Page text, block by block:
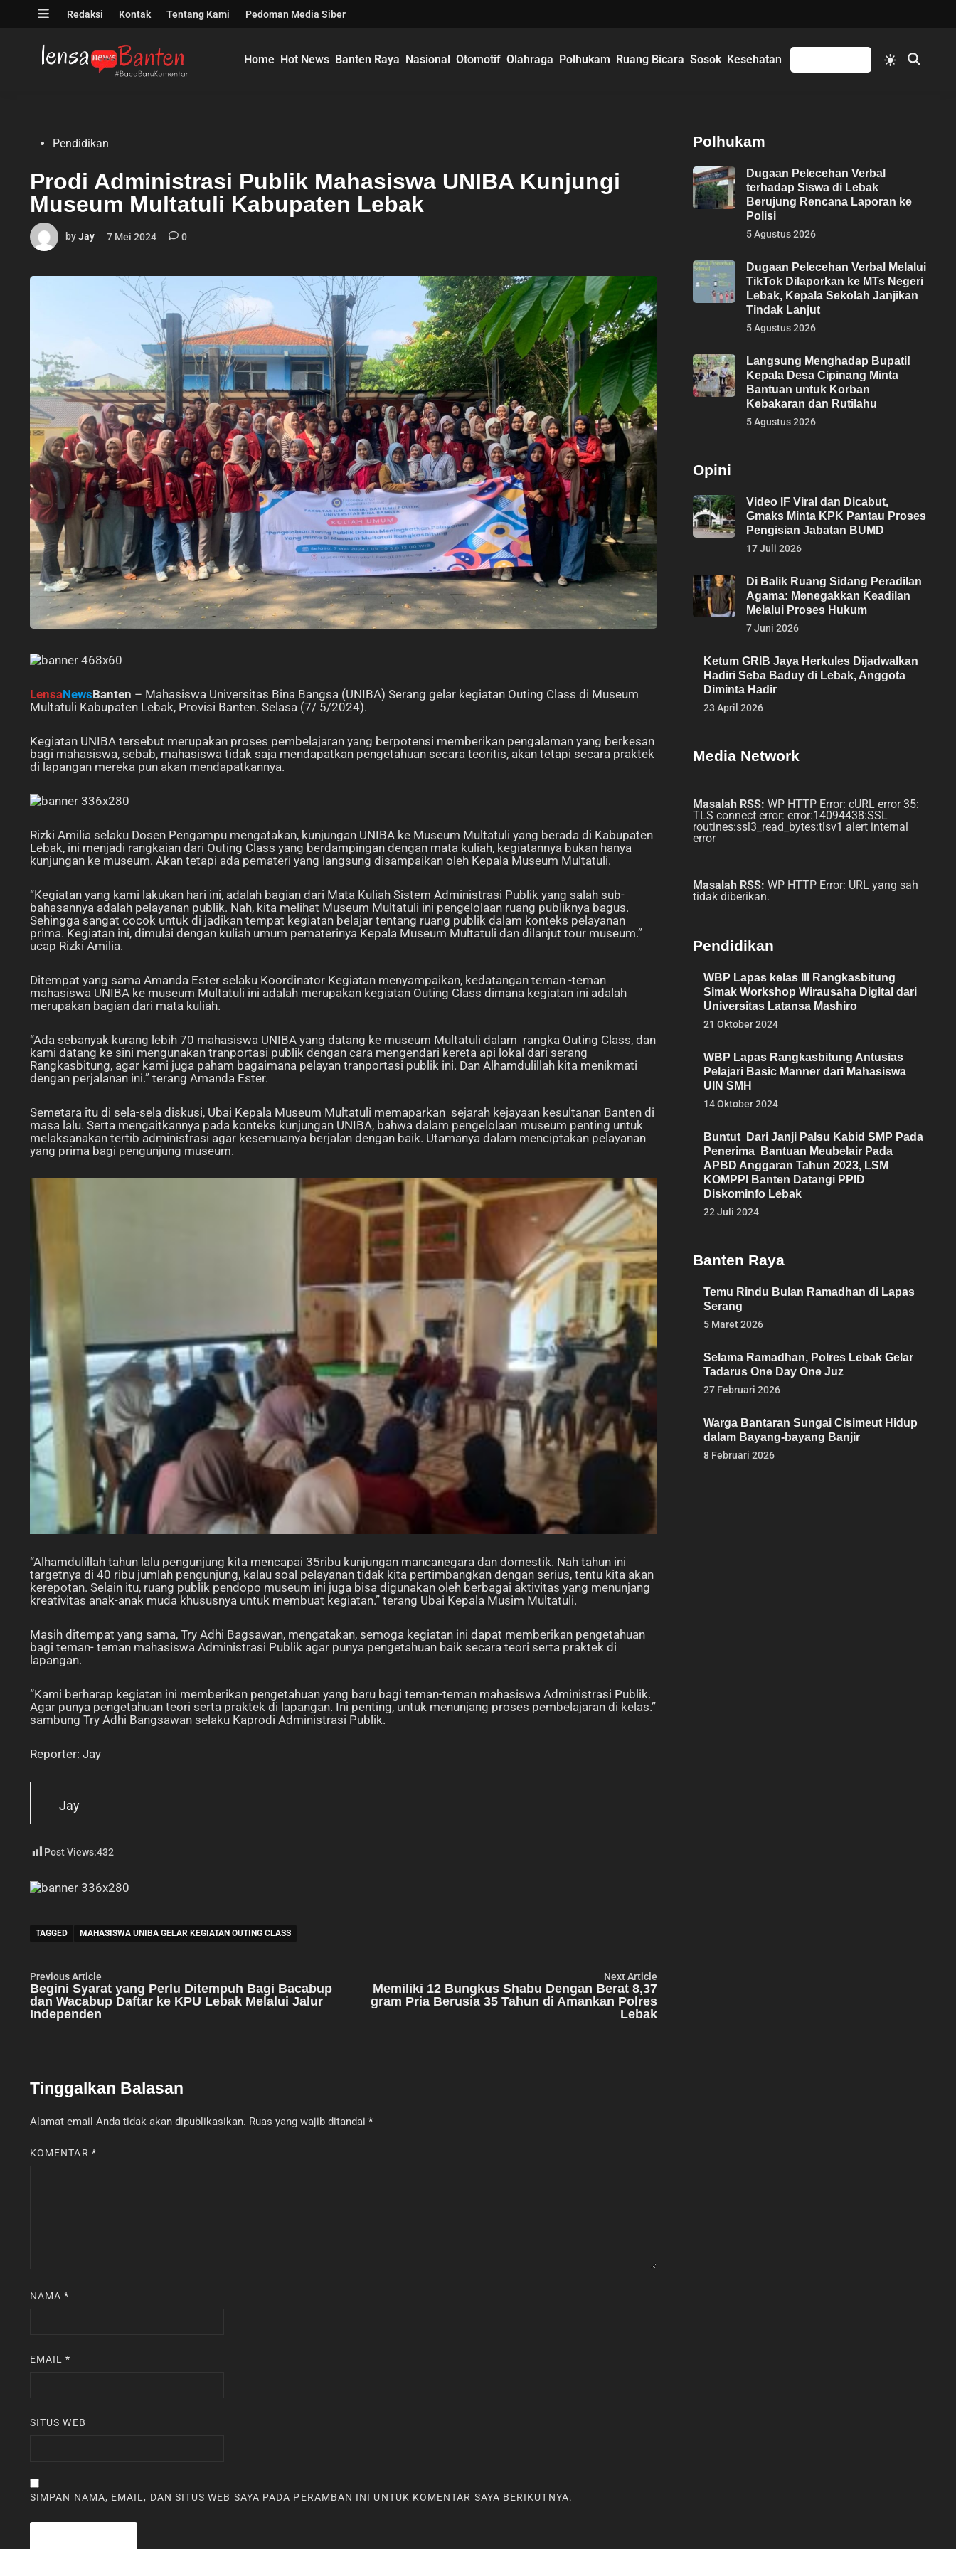
Open
Redaksi Kontak Tentang Kami Pedoman Media Siber
Home Hot News Banten Raya Nasional Otomotif Olahraga Polhukam Ruang Bicara Sosok Kesehatan
Switch
to
Open
PostedPendidikan
Prodi Administrasi Publik Mahasiswa UNIBA Kunjungi
Museum Multatuli Kabupaten Lebak
byJay 7 Mei 2024 0
LensaNewsBanten – Mahasiswa Universitas Bina Bangsa (UNIBA) Serang gelar kegiatan Outing Class di Museum
Multatuli Kabupaten Lebak, Provisi Banten. Selasa (7/ 5/2024).
Kegiatan UNIBA tersebut merupakan proses pembelajaran yang berpotensi memberikan pengalaman yang berkesan
bagi mahasiswa, sebab, mahasiswa tidak saja mendapatkan pengetahuan secara teoritis, akan tetapi secara praktek
di lapangan mereka pun akan mendapatkannya.
Rizki Amilia selaku Dosen Pengampu mengatakan, kunjungan UNIBA ke Museum Multatuli yang berada di Kabupaten
Lebak, ini menjadi rangkaian dari Outing Class yang berdampingan dengan mata kuliah, kegiatannya bukan hanya
kunjungan ke museum. Akan tetapi ada pemateri yang langsung disampaikan oleh Kepala Museum Multatuli.
“Kegiatan yang kami lakukan hari ini, adalah bagian dari Mata Kuliah Sistem Administrasi Publik yang salah sub-
bahasannya adalah pelayanan publik. Nah, kita melihat Museum Multatuli ini pengelolaan ruang publiknya bagus.
Sehingga sangat cocok untuk di jadikan tempat kegiatan belajar tentang ruang publik dalam konteks pelayanan
prima. Kegiatan ini, dimulai dengan kuliah umum pematerinya Kepala Museum Multatuli dan dilanjut tour museum.”
ucap Rizki Amilia.
Ditempat yang sama Amanda Ester selaku Koordinator Kegiatan menyampaikan, kedatangan teman -teman
mahasiswa UNIBA ke museum Multatuli ini adalah merupakan kegiatan Outing Class dimana kegiatan ini adalah
merupakan bagian dari mata kuliah.
“Ada sebanyak kurang lebih 70 mahasiswa UNIBA yang datang ke museum Multatuli dalam rangka Outing Class, dan
kami datang ke sini mengunakan tranportasi publik dengan cara mengendari kereta api lokal dari serang
Rangkasbitung, agar kami juga paham bagaimana pelayan tranportasi publik ini. Dan Alhamdulillah kita menikmati
dengan perjalanan ini.” terang Amanda Ester.
Semetara itu di sela-sela diskusi, Ubai Kepala Museum Multatuli memaparkan sejarah kejayaan kesultanan Banten di
masa lalu. Serta mengaitkannya pada konteks kunjungan UNIBA, bahwa dalam pengelolaan museum penting untuk
melaksanakan tertib administrasi agar kesemuanya berjalan dengan baik. Utamanya dalam menciptakan pelayanan
yang prima bagi pengunjung museum.
“Alhamdulillah tahun lalu pengunjung kita mencapai 35ribu kunjungan mancanegara dan domestik. Nah tahun ini
targetnya di 40 ribu jumlah pengunjung, kalau soal pelayanan tidak kita pertimbangkan dengan serius, tentu kita akan
kerepotan. Selain itu, ruang publik pendopo museum ini juga bisa digunakan oleh berbagai aktivitas yang menunjang
kreativitas anak-anak muda khususnya untuk membuat kegiatan.” terang Ubai Kepala Musim Multatuli.
Masih ditempat yang sama, Try Adhi Bagsawan, mengatakan, semoga kegiatan ini dapat memberikan pengetahuan
bagi teman- teman mahasiswa Administrasi Publik agar punya pengetahuan baik secara teori serta praktek di
lapangan.
“Kami berharap kegiatan ini memberikan pengetahuan yang baru bagi teman-teman mahasiswa Administrasi Publik.
Agar punya pengetahuan teori serta praktek di lapangan. Ini penting, untuk menunjang proses pembelajaran di kelas.”
sambung Try Adhi Bangsawan selaku Kaprodi Administrasi Publik.
Reporter: Jay
Jay
Post Views:432
TAGGED MAHASISWA UNIBA GELAR KEGIATAN OUTING CLASS
Navigasi
pos
Previous Article
article:
Begini Syarat yang Perlu Ditempuh Bagi Bacabup
dan Wacabup Daftar ke KPU Lebak Melalui Jalur
Independen
Next Article
article:
Memiliki 12 Bungkus Shabu Dengan Berat 8,37
gram Pria Berusia 35 Tahun di Amankan Polres
Lebak
Tinggalkan Balasan
Alamat email Anda tidak akan dipublikasikan. Ruas yang wajib ditandai *
KOMENTAR *
NAMA*
EMAIL*
SITUS WEB
SIMPAN NAMA, EMAIL, DAN SITUS WEB SAYA PADA PERAMBAN INI UNTUK KOMENTAR SAYA BERIKUTNYA.
Polhukam
Dugaan Pelecehan Verbal
terhadap Siswa di Lebak
Berujung Rencana Laporan ke
Polisi
5 Agustus 2026
Dugaan Pelecehan Verbal Melalui
TikTok Dilaporkan ke MTs Negeri
Lebak, Kepala Sekolah Janjikan
Tindak Lanjut
5 Agustus 2026
Langsung Menghadap Bupati!
Kepala Desa Cipinang Minta
Bantuan untuk Korban
Kebakaran dan Rutilahu
5 Agustus 2026
Opini
Video IF Viral dan Dicabut,
Gmaks Minta KPK Pantau Proses
Pengisian Jabatan BUMD
17 Juli 2026
Di Balik Ruang Sidang Peradilan
Agama: Menegakkan Keadilan
Melalui Proses Hukum
7 Juni 2026
Ketum GRIB Jaya Herkules Dijadwalkan
Hadiri Seba Baduy di Lebak, Anggota
Diminta Hadir
23 April 2026
Media Network
Masalah RSS: WP HTTP Error: cURL error 35:
TLS connect error: error:14094438:SSL
routines:ssl3_read_bytes:tlsv1 alert internal
error
Masalah RSS: WP HTTP Error: URL yang sah
tidak diberikan.
Pendidikan
WBP Lapas kelas III Rangkasbitung
Simak Workshop Wirausaha Digital dari
Universitas Latansa Mashiro
21 Oktober 2024
WBP Lapas Rangkasbitung Antusias
Pelajari Basic Manner dari Mahasiswa
UIN SMH
14 Oktober 2024
Buntut Dari Janji Palsu Kabid SMP Pada
Penerima Bantuan Meubelair Pada
APBD Anggaran Tahun 2023, LSM
KOMPPI Banten Datangi PPID
Diskominfo Lebak
22 Juli 2024
Banten Raya
Temu Rindu Bulan Ramadhan di Lapas
Serang
5 Maret 2026
Selama Ramadhan, Polres Lebak Gelar
Tadarus One Day One Juz
27 Februari 2026
Warga Bantaran Sungai Cisimeut Hidup
dalam Bayang-bayang Banjir
8 Februari 2026